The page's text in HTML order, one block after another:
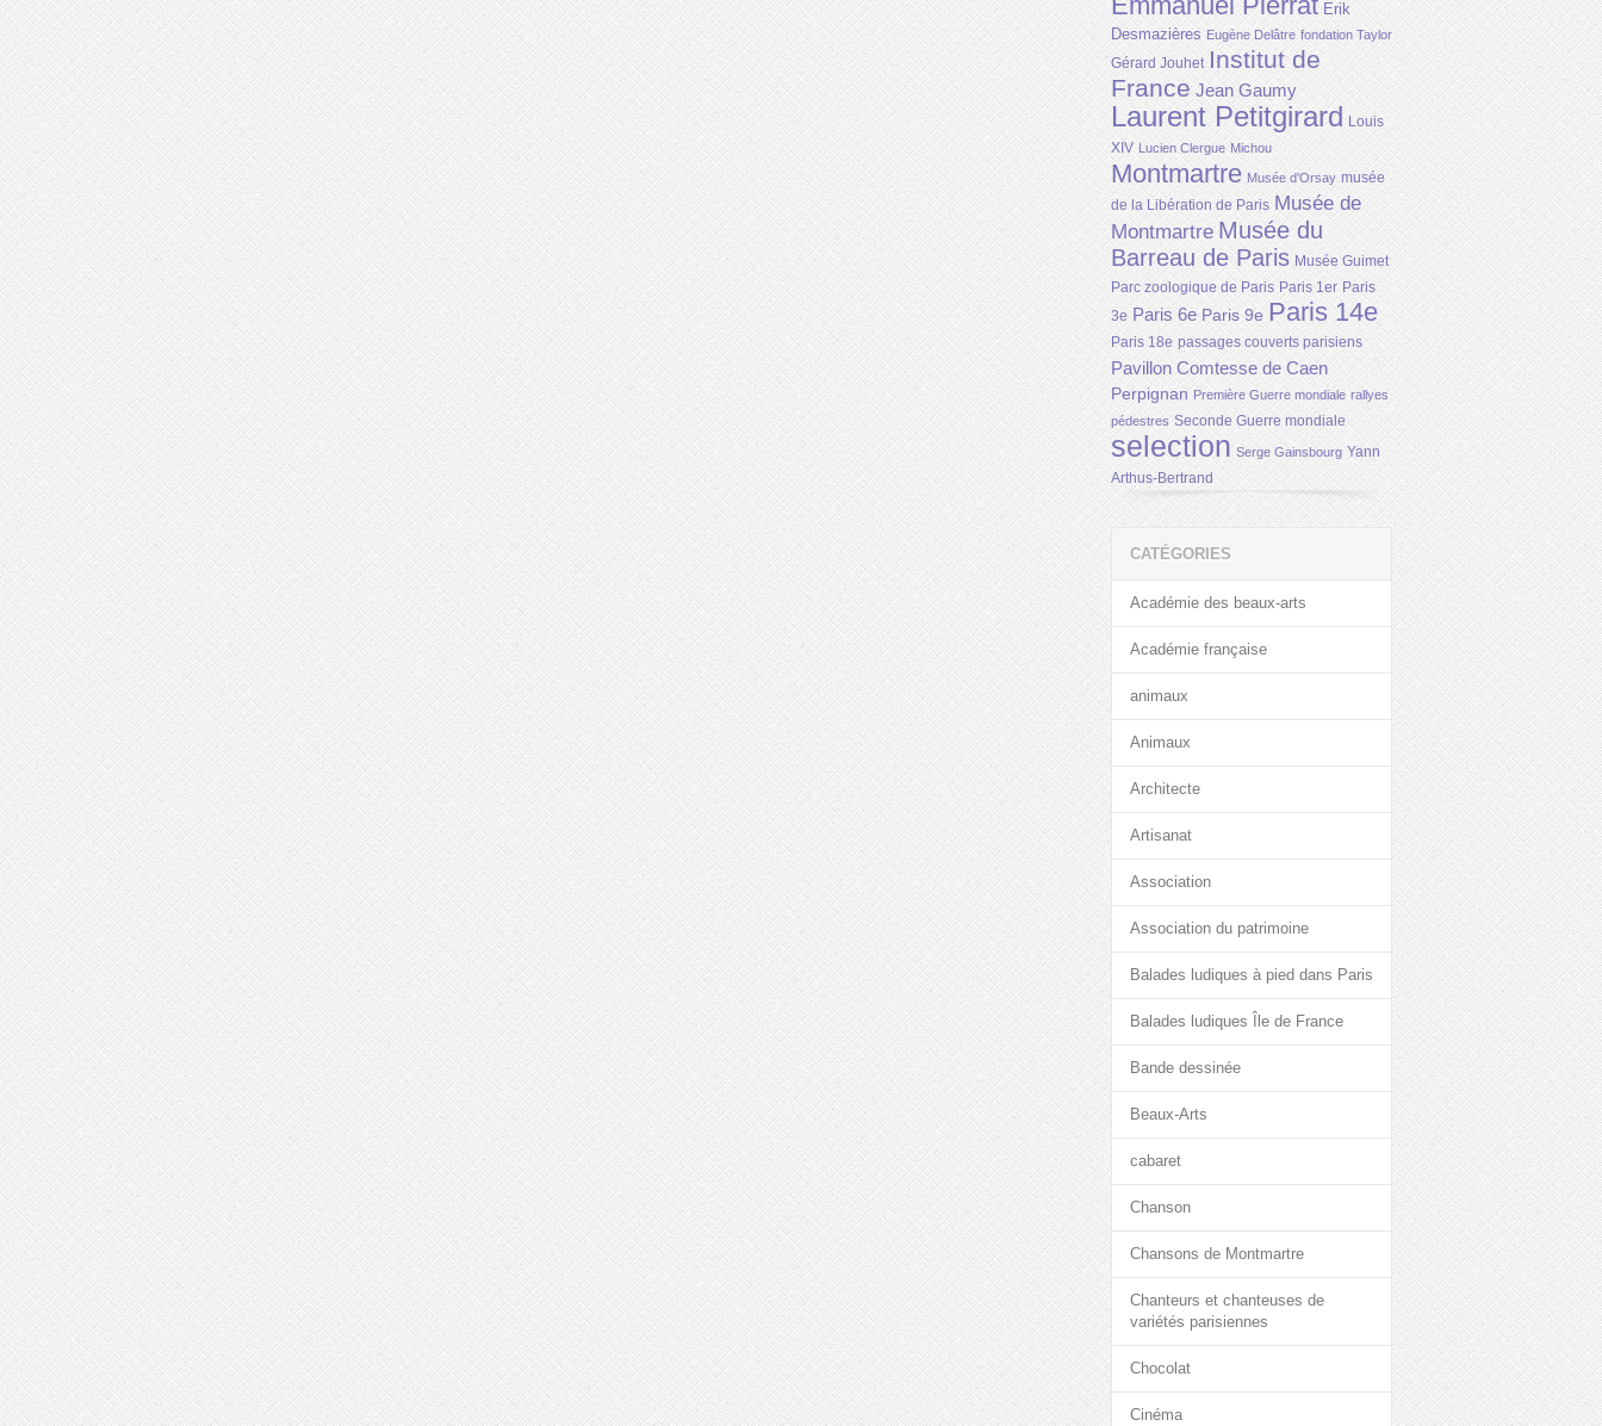
Erik
Desmazières Eugène Delâtre fondation Taylor
Gérard Jouhet Institut de
France Jean Gaumy
Laurent Petitgirard Louis
XIV Lucien Clergue Michou
Montmartre Musée d'Orsay musée
de la Libération de Paris Musée de
Montmartre Musée du
Barreau de Paris Musée Guimet
Parc zoologique de Paris Paris 1er Paris
3e Paris 6e Paris 9e Paris 14e
Paris 18e passages couverts parisiens
Pavillon Comtesse de Caen
Perpignan Première Guerre mondiale rallyes
pédestres Seconde Guerre mondiale
selection Serge Gainsbourg Yann
Arthus-Bertrand
CATÉGORIES
Académie des beaux-arts
Académie française
animaux
Animaux
Architecte
Artisanat
Association
Association du patrimoine
Balades ludiques à pied dans Paris
Balades ludiques Île de France
Bande dessinée
Beaux-Arts
cabaret
Chanson
Chansons de Montmartre
Chanteurs et chanteuses de
variétés parisiennes
Chocolat
Cinéma